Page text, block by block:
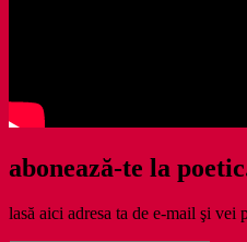
abonează-te la
lasă aici adresa ta de e-mail şi